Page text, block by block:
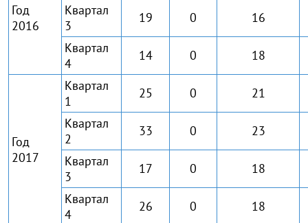
Год
2016
Квартал
3
19 0
16
Квартал
4
14 0 18
Год
2017
Квартал
1
25 0
21
Квартал
2
33 0
23
Квартал
3
17 0
18
Квартал
4
26 0 18